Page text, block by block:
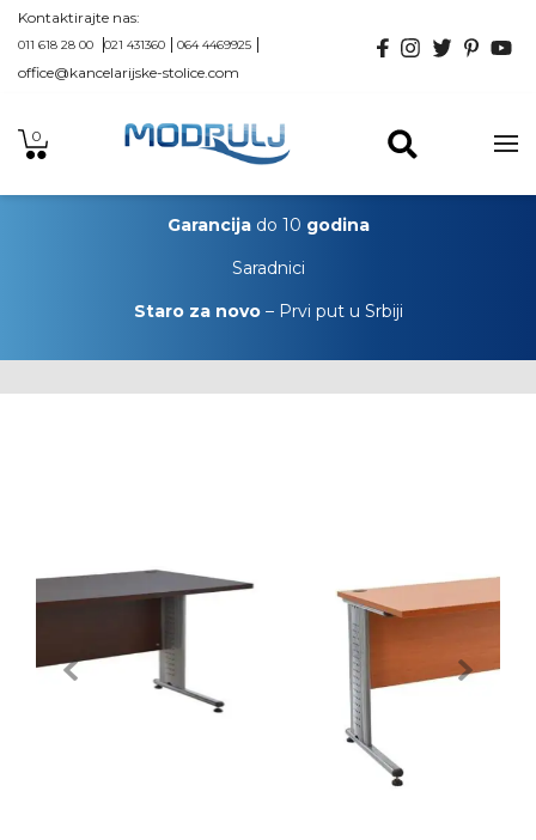
Kontaktirajte nas:
011 618 28 00 021 431360 064 4469925
office@kancelarijske-stolice.com
0
Garancijado 10 godina
Saradnici
Staro za novo– Prvi put u Srbiji
Previous Next